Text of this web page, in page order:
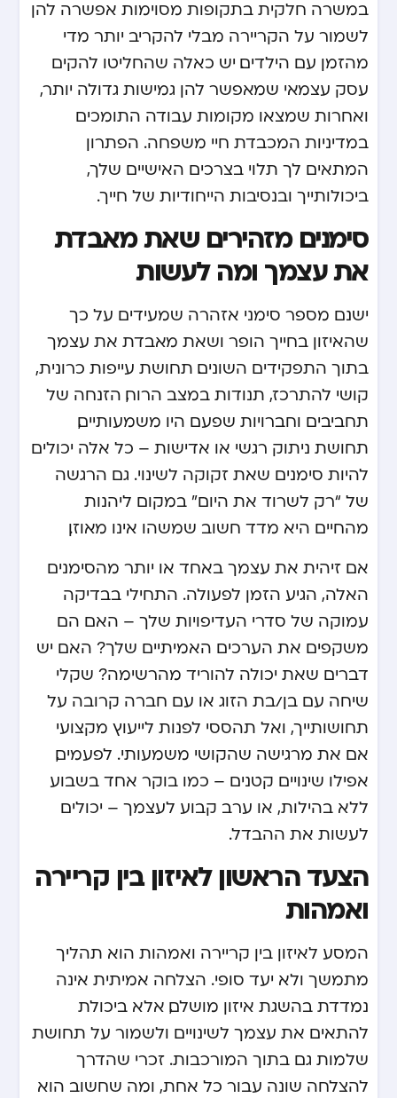
במשרה חלקית בתקופות מסוימות אפשרה להן
לשמור על הקריירה מבלי להקריב יותר מדי
מהזמן עם הילדים. יש כאלה שהחליטו להקים
עסק עצמאי שמאפשר להן גמישות גדולה יותר,
ואחרות שמצאו מקומות עבודה התומכים
במדיניות המכבדת חיי משפחה. הפתרון
המתאים לך תלוי בצרכים האישיים שלך,
ביכולותייך ובנסיבות הייחודיות של חייך.
סימנים מזהירים שאת מאבדת
את עצמך ומה לעשות
ישנם מספר סימני אזהרה שמעידים על כך
שהאיזון בחייך הופר ושאת מאבדת את עצמך
בתוך התפקידים השונים. תחושת עייפות כרונית,
קושי להתרכז, תנודות במצב הרוח, הזנחה של
תחביבים וחברויות שפעם היו משמעותיים,
תחושת ניתוק רגשי או אדישות – כל אלה יכולים
להיות סימנים שאת זקוקה לשינוי. גם הרגשה
של “רק לשרוד את היום” במקום ליהנות
מהחיים היא מדד חשוב שמשהו אינו מאוזן.
אם זיהית את עצמך באחד או יותר מהסימנים
האלה, הגיע הזמן לפעולה. התחילי בבדיקה
עמוקה של סדרי העדיפויות שלך – האם הם
משקפים את הערכים האמיתיים שלך? האם יש
דברים שאת יכולה להוריד מהרשימה? שקלי
שיחה עם בן/בת הזוג או עם חברה קרובה על
תחושותייך, ואל תהססי לפנות לייעוץ מקצועי
אם את מרגישה שהקושי משמעותי. לפעמים,
אפילו שינויים קטנים – כמו בוקר אחד בשבוע
ללא בהילות, או ערב קבוע לעצמך – יכולים
לעשות את ההבדל.
הצעד הראשון לאיזון בין קריירה
ואמהות
המסע לאיזון בין קריירה ואמהות הוא תהליך
מתמשך ולא יעד סופי. הצלחה אמיתית אינה
נמדדת בהשגת איזון מושלם, אלא ביכולת
להתאים את עצמך לשינויים ולשמור על תחושת
שלמות גם בתוך המורכבות. זכרי שהדרך
להצלחה שונה עבור כל אחת, ומה שחשוב הוא